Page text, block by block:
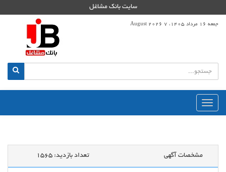
سایت بانک مشاغل
جمعه 16 مرداد 1405، 7 August 2026
منوی
اصلی
مشخصات آگهی تعداد بازدید: 1565